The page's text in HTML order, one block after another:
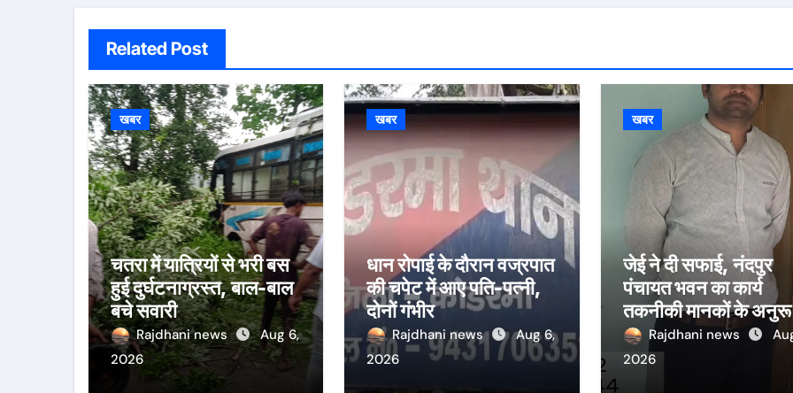
Related Post
खबर
चतरा में यात्रियों से भरी बस
हुई दुर्घटनाग्रस्त, बाल-बाल
बचे सवारी
Rajdhani news
Aug 6,
2026
खबर
धान रोपाई के दौरान वज्रपात
की चपेट में आए पति-पत्नी,
दोनों गंभीर
Rajdhani news
Aug 6,
2026
खबर
जेई ने दी सफाई, नंदपुर
पंचायत भवन का कार्य
तकनीकी मानकों के
15 अगस्त तक पूरा करने
लक्ष्य
Rajdhani news
2026